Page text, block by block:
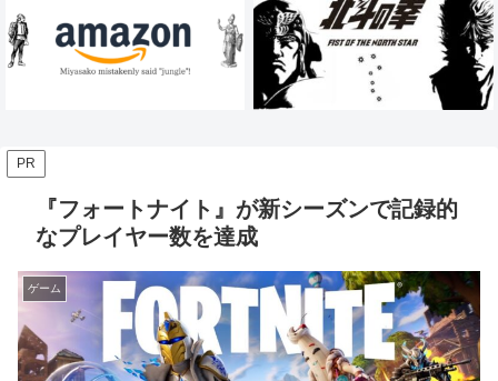
PR
『フォートナイト』が新シーズンで記録的
なプレイヤー数を達成
ゲーム